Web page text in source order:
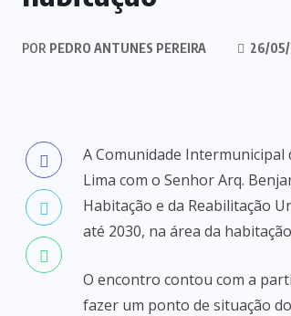
POR PEDRO ANTUNES PEREIRA 26/
A Comunidade
Lima com o Senhor Arq.
Habitação e da Reabilitação
até 2030, na área da
O encontro contou com a
fazer um ponto de situação